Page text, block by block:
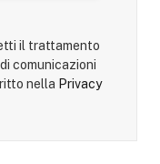
il trattamento
comunicazioni
nella Privacy